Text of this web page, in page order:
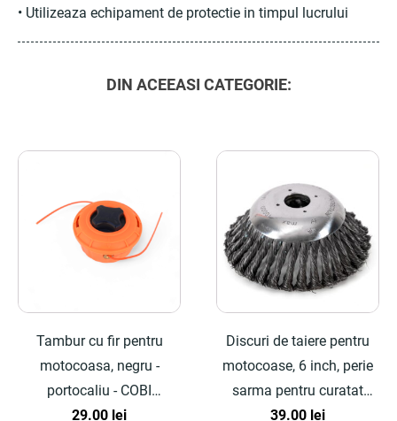
• Utilizeaza echipament de protectie in timpul lucrului
DIN ACEEASI CATEGORIE:
Tambur cu fir pentru
motocoasa, negru -
portocaliu - COBI
SMART®
29.00 lei
Discuri de taiere pentru
motocoase, 6 inch, perie
sarma pentru curatat
pavele - COBI SMART®
39.00 lei